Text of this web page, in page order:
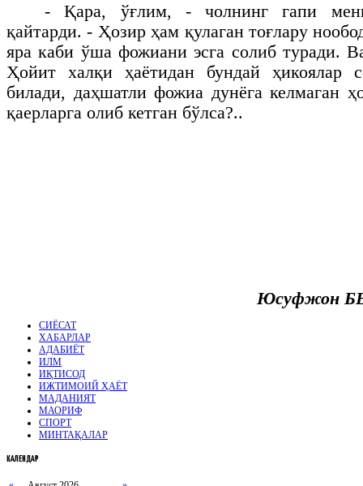
- Қара, ўғлим, - чолнинг гапи
қайтарди. - Ҳозир ҳам қулаган тоғлару
яра каби ўша фожиани эсга солиб туради.
Ҳойит халқи ҳаётидан бундай ҳикоялар
билади, даҳшатли фожиа дунёга келмаган
қаерларга олиб кетган бўлса?..
Юсуфжон
СИЁСАТ
ХАБАРЛАР
АДАБИЁТ
ИЛМ
ИҚТИСОД
ИЖТИМОИЙ ҲАЁТ
МАДАНИЯТ
МАОРИФ
СПОРТ
МИНТАҚАЛАР
КАЛЕНДАР